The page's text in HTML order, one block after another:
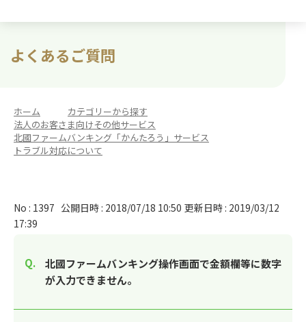
よくあるご質問
ホーム カテゴリーから探す
法人のお客さま向けその他サービス
北國ファームバンキング「かんたろう」サービス
トラブル対応について
No : 1397 公開日時 : 2018/07/18 10:50 更新日時 : 2019/03/12
17:39
北國ファームバンキング操作画面で金額欄等に数字
が入力できません。